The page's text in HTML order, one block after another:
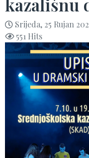
Srijeda, 25 Rujan
551 Hits